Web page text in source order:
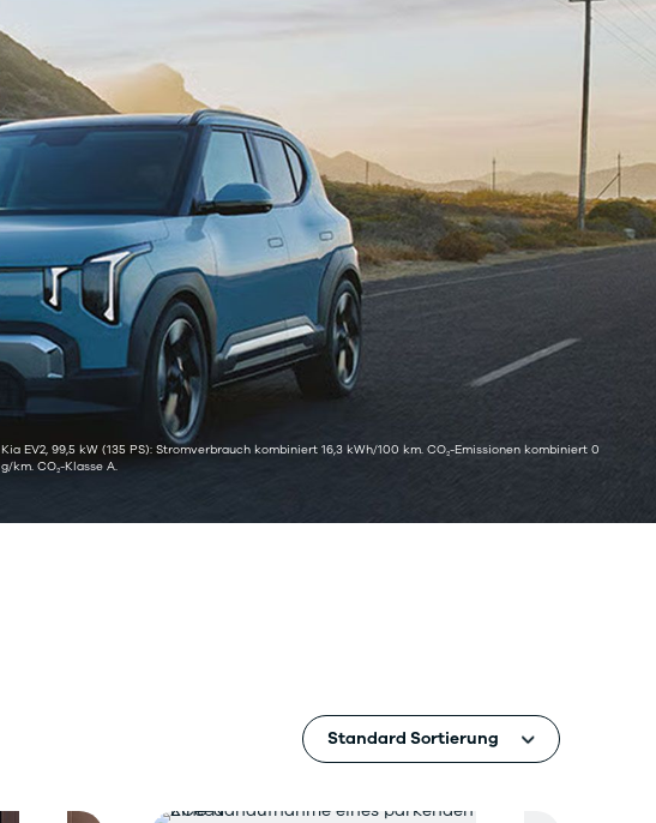
Kia EV2, 99,5 kW (135 PS): Stromverbrauch kombiniert 16,3 kWh/100 km. CO₂-Emissionen kombiniert 0
g/km. CO₂-Klasse A.